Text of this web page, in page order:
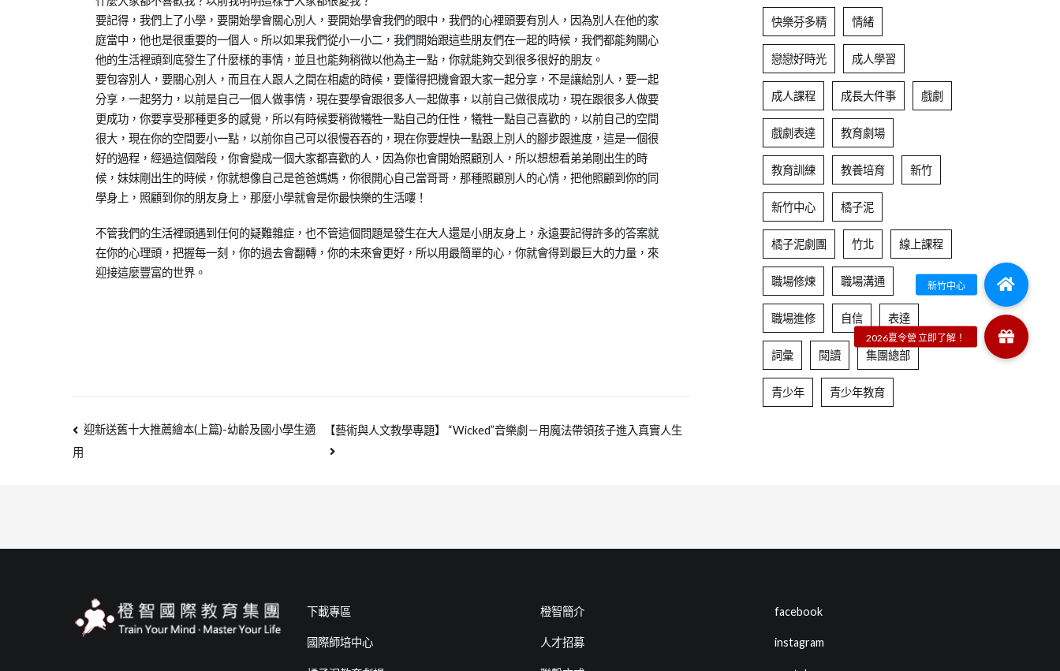
要記得，我們上了小學，要開始學會關心別人，要開始學會我們的眼中，我們的心裡頭要有別人，因為別人在他的家
庭當中，他也是很重要的一個人。所以如果我們從小一小二，我們開始跟這些朋友們在一起的時候，我們都能夠關心
他的生活裡頭到底發生了什麼樣的事情，並且也能夠稍微以他為主一點，你就能夠交到很多很好的朋友。
要包容別人，要關心別人，而且在人跟人之間在相處的時候，要懂得把機會跟大家一起分享，不是讓給別人，要一起
分享，一起努力，以前是自己一個人做事情，現在要學會跟很多人一起做事，以前自己做很成功，現在跟很多人做要
更成功，你要享受那種更多的感覺，所以有時候要稍微犧牲一點自己的任性，犧牲一點自己喜歡的，以前自己的空間
很大，現在你的空間要小一點，以前你自己可以很慢吞吞的，現在你要趕快一點跟上別人的腳步跟進度，這是一個很
好的過程，經過這個階段，你會變成一個大家都喜歡的人，因為你也會開始照顧別人，所以想想看弟弟剛出生的時
候，妹妹剛出生的時候，你就想像自己是爸爸媽媽，你很開心自己當哥哥，那種照顧別人的心情，把他照顧到你的同
學身上，照顧到你的朋友身上，那麼小學就會是你最快樂的生活嘍！
不管我們的生活裡頭遇到任何的疑難雜症，也不管這個問題是發生在大人還是小朋友身上，永遠要記得許多的答案就
在你的心理頭，把握每一刻，你的過去會翻轉，你的未來會更好，所以用最簡單的心，你就會得到最巨大的力量，來
迎接這麼豐富的世界。
迎新送舊十大推薦繪本(上篇)-幼齡及國小學生適
用
【藝術與人文教學專題】 “Wicked”音樂劇－用魔法帶領孩子進入真實人生
快樂芬多精 情緒
戀戀好時光 成人學習
成人課程 成長大件事 戲劇
戲劇表達 教育劇場
教育訓練 教養培育 新竹
新竹中心 橘子泥
橘子泥劇團 竹北 線上課程
職場修煉 職場溝通
職場進修 自信 表達
詞彙 閱讀 集團總部
青少年 青少年教育
下載專區
國際師培中心
橙智簡介
人才招募
facebook
instagram